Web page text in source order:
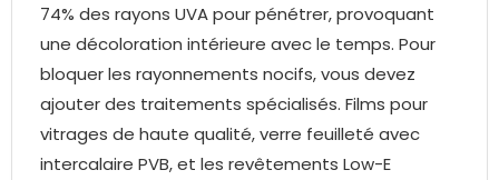
74% des rayons UVA pour pénétrer, provoquant
une décoloration intérieure avec le temps. Pour
bloquer les rayonnements nocifs, vous devez
ajouter des traitements spécialisés. Films pour
vitrages de haute qualité, verre feuilleté avec
intercalaire PVB, et les revêtements Low-E